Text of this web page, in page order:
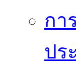
กา
ปร